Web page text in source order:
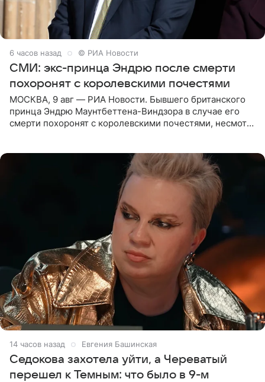
6 часов назад © РИА Новости
СМИ: экс-принца Эндрю после смерти
похоронят с королевскими почестями
МОСКВА, 9 авг — РИА Новости. Бывшего британского
принца Эндрю Маунтбеттена-Виндзора в случае его
смерти похоронят с королевскими почестями, несмотря
14 часов назад Евгения Башинская
Седокова захотела уйти, а Череватый
перешел к Темным: что было в 9-м